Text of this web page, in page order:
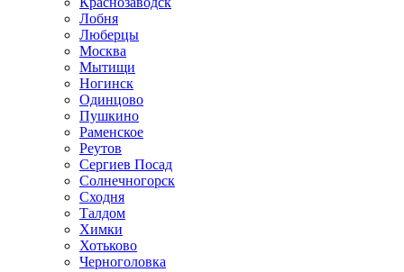
Лобня
Люберцы
Москва
Мытищи
Ногинск
Одинцово
Пушкино
Раменское
Реутов
Сергиев Посад
Солнечногорск
Сходня
Талдом
Химки
Хотьково
Черноголовка